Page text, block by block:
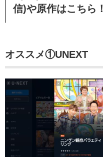
信)や原作はこちら！
オススメ①UNEXT